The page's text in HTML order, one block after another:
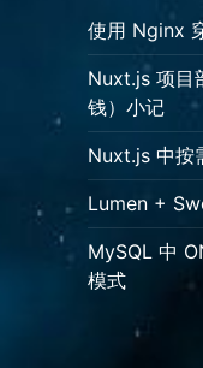
使用 Nginx
Nuxt.js 项目
钱）小记
Nuxt.js 中按
Lumen +
MySQL 中
模式